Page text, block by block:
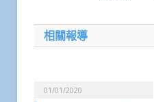
相關報導
01/01/2020